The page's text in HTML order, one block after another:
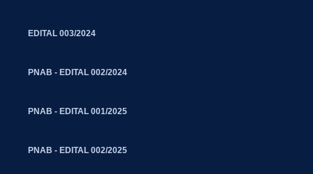
EDITAL 003/2024
PNAB - EDITAL 002/2024
PNAB - EDITAL 001/2025
PNAB - EDITAL 002/2025